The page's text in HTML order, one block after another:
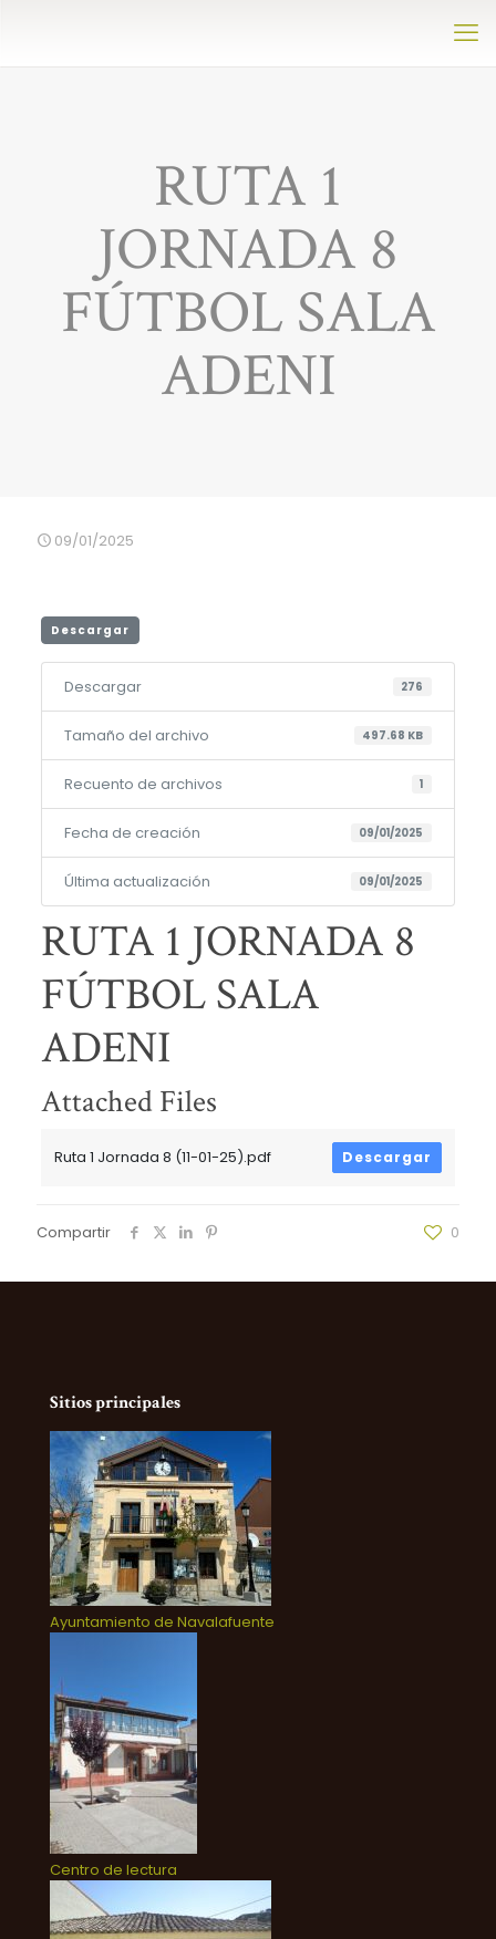
RUTA 1
JORNADA 8
FÚTBOL SALA
ADENI
09/01/2025
Descargar
Descargar 276
Tamaño del archivo 497.68 KB
Recuento de archivos 1
Fecha de creación 09/01/2025
Última actualización 09/01/2025
RUTA 1 JORNADA 8
FÚTBOL SALA
ADENI
Attached Files
Ruta 1 Jornada 8 (11-01-25).pdf Descargar
Compartir 0
Sitios principales
Ayuntamiento de Navalafuente
Centro de lectura